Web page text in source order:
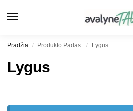
Pradžia / Produkto Padas: / Lygus
Lygus